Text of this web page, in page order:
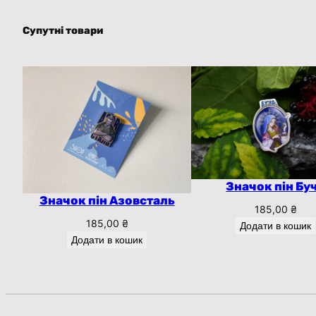
Супутні товари
Значок пін Азовсталь
185,00 ₴
Додати в кошик
Значок пін
185,00 ₴
Додати в кошик